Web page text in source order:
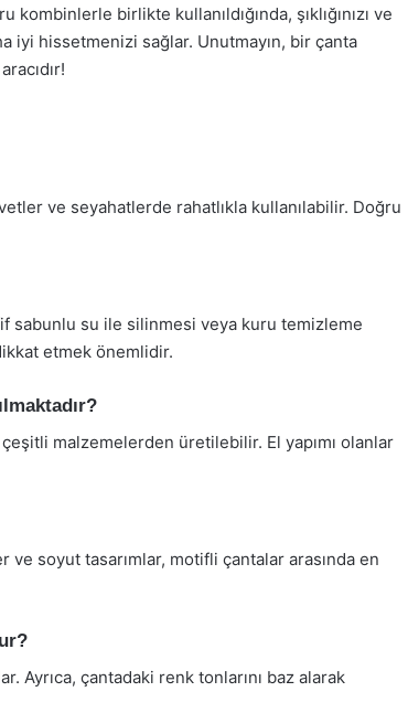
birlikte kullanıldığında, şıklığınızı ve
iyi hissetmenizi sağlar. Unutmayın, bir çanta
ve seyahatlerde rahatlıkla kullanılabilir. Doğru
sabunlu su ile silinmesi veya kuru temizleme
etmek önemlidir.
malzemelerden üretilebilir. El yapımı olanlar
soyut tasarımlar, motifli çantalar arasında en
Ayrıca, çantadaki renk tonlarını baz alarak